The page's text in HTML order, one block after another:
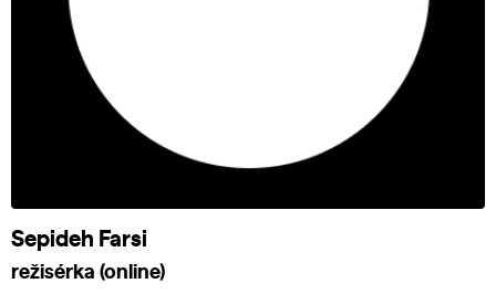
Sepideh Farsi
režisérka (online)